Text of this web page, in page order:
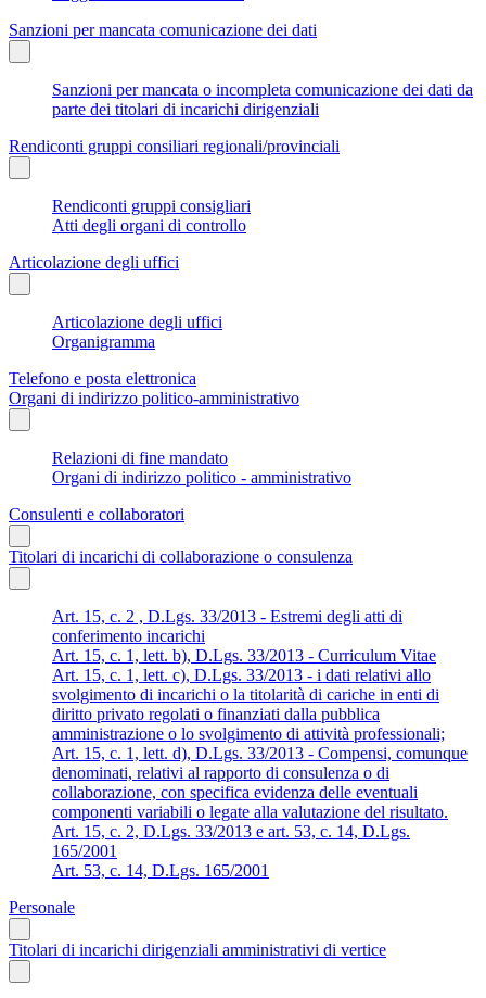
Sanzioni per mancata comunicazione dei dati
Sanzioni per mancata o incompleta comunicazione dei dati da
parte dei titolari di incarichi dirigenziali
Rendiconti gruppi consiliari regionali/provinciali
Rendiconti gruppi consigliari
Atti degli organi di controllo
Articolazione degli uffici
Articolazione degli uffici
Organigramma
Telefono e posta elettronica
Organi di indirizzo politico-amministrativo
Relazioni di fine mandato
Organi di indirizzo politico - amministrativo
Consulenti e collaboratori
Titolari di incarichi di collaborazione o consulenza
Art. 15, c. 2 , D.Lgs. 33/2013 - Estremi degli atti di
conferimento incarichi
Art. 15, c. 1, lett. b), D.Lgs. 33/2013 - Curriculum Vitae
Art. 15, c. 1, lett. c), D.Lgs. 33/2013 - i dati relativi allo
svolgimento di incarichi o la titolarità di cariche in enti di
diritto privato regolati o finanziati dalla pubblica
amministrazione o lo svolgimento di attività professionali;
Art. 15, c. 1, lett. d), D.Lgs. 33/2013 - Compensi, comunque
denominati, relativi al rapporto di consulenza o di
collaborazione, con specifica evidenza delle eventuali
componenti variabili o legate alla valutazione del risultato.
Art. 15, c. 2, D.Lgs. 33/2013 e art. 53, c. 14, D.Lgs.
165/2001
Art. 53, c. 14, D.Lgs. 165/2001
Personale
Titolari di incarichi dirigenziali amministrativi di vertice